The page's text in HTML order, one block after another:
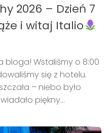
2026 – Dzień 7
i witaj Italio
bloga! Wstaliśmy o 8:00
się z hotelu.
– niebo było
piękny...